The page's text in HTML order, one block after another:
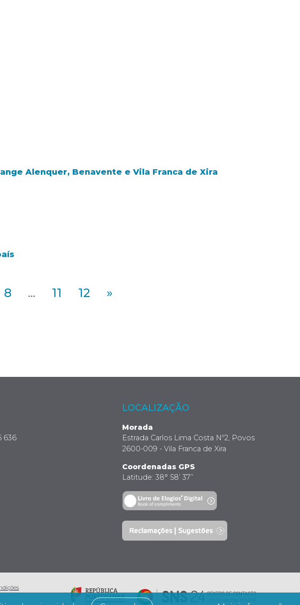
Alenquer, Benavente e Vila Franca de Xira
8 ... 11 12 »
636
LOCALIZAÇÃO
Morada
Estrada Carlos Lima Costa Nº2, Povos
2600-009 - Vila Franca de Xira
Coordenadas GPS
Latitude: 38° 58’ 37’’